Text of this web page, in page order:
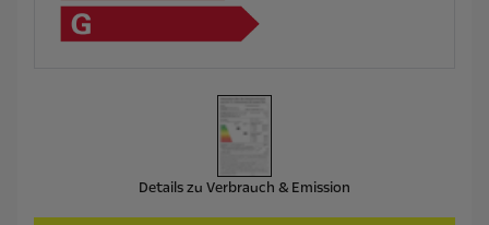
Details zu Verbrauch & Emission